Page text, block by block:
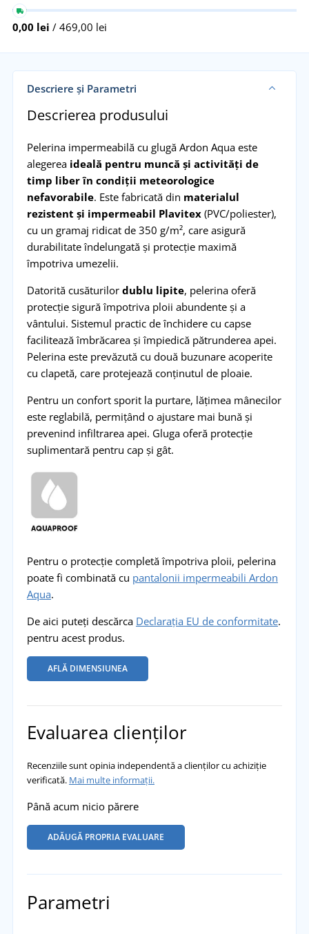
0,00 lei / 469,00 lei
Descriere și Parametri
Descrierea produsului
Pelerina impermeabilă cu glugă Ardon Aqua este
alegerea ideală pentru muncă și activități de
timp liber în condiții meteorologice
nefavorabile. Este fabricată din materialul
rezistent și impermeabil Plavitex(PVC/poliester),
cu un gramaj ridicat de 350 g/m², care asigură
durabilitate îndelungată și protecție maximă
împotriva umezelii.
Datorită cusăturilor dublu lipite, pelerina oferă
protecție sigură împotriva ploii abundente și a
vântului. Sistemul practic de închidere cu capse
facilitează îmbrăcarea și împiedică pătrunderea apei.
Pelerina este prevăzută cu două buzunare acoperite
cu clapetă, care protejează conținutul de ploaie.
Pentru un confort sporit la purtare, lățimea mânecilor
este reglabilă, permițând o ajustare mai bună și
prevenind infiltrarea apei. Gluga oferă protecție
suplimentară pentru cap și gât.
Pentru o protecție completă împotriva ploii, pelerina
poate fi combinată cu pantalonii impermeabili Ardon
Aqua.
De aici puteți descărca Declarația EU de conformitate.
pentru acest produs.
AFLĂ DIMENSIUNEA
Evaluarea clienților
Recenziile sunt opinia independentă a clienților cu achiziție
verificată. Mai multe informații.
Până acum nicio părere
ADĂUGĂ PROPRIA EVALUARE
Parametri